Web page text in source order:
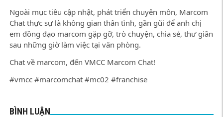
Ngoài mục tiêu cập nhật, phát triển chuyên môn, Marcom
Chat thực sự là không gian thân tình, gần gũi để anh chị
em đồng đạo marcom gặp gỡ, trò chuyện, chia sẻ, thư giãn
sau những giờ làm việc tại văn phòng.
Chat về marcom, đến VMCC Marcom Chat!
#vmcc #marcomchat #mc02 #franchise
BÌNH LUẬN